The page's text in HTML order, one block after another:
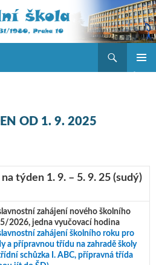
OD 1. 9. 2025
týden 1. 9. – 5. 9. 25 (sudý)
zahájení nového školního
2026, jedna vyučovací hodina
zahájení školního roku pro
a přípravnou třídu na zahradě školy
schůzka I. ABC, přípravná třída